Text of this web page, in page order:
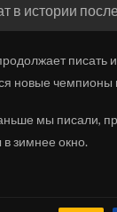
в истории
писать
новые чемпионы
мы писали,
зимнее окно.